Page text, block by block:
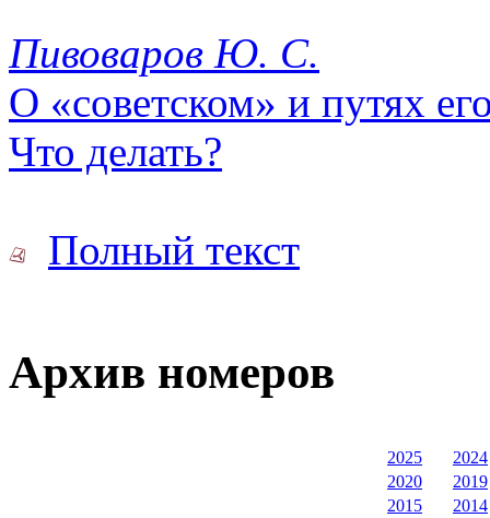
Пивоваров Ю. С.
О «советском» и путях
Что делать?
Полный текст
Архив номеров
2025
2024
2020
2019
2015
2014